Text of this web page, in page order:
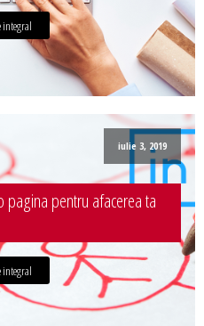
integral
iulie 3, 2019
pagina pentru afacerea ta
integral